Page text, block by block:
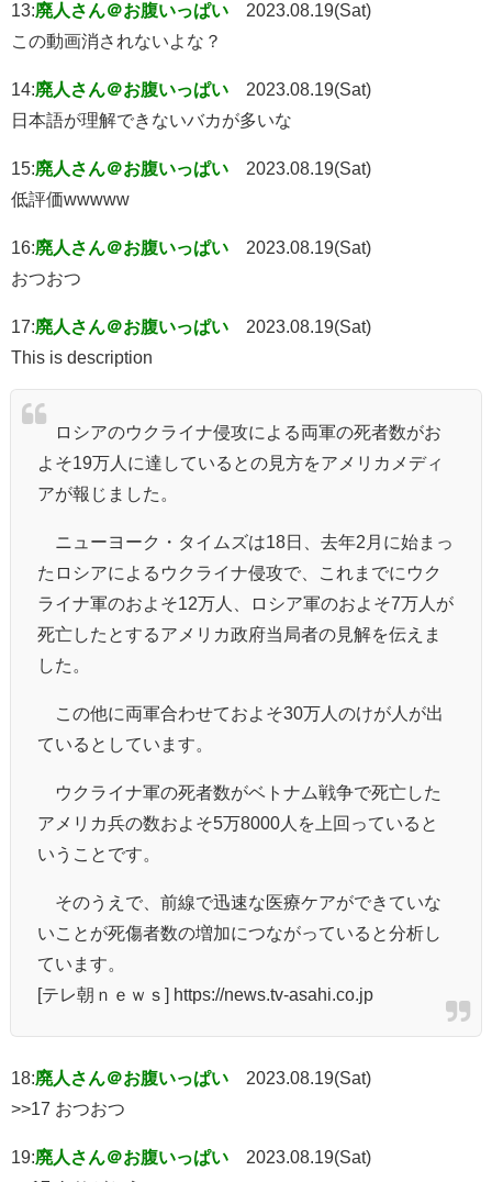
13:廃人さん＠お腹いっぱい
2023.08.19(Sat)
この動画消されないよな？
14:廃人さん＠お腹いっぱい
2023.08.19(Sat)
日本語が理解できないバカが多いな
15:廃人さん＠お腹いっぱい
2023.08.19(Sat)
低評価wwwww
16:廃人さん＠お腹いっぱい
2023.08.19(Sat)
おつおつ
17:廃人さん＠お腹いっぱい
2023.08.19(Sat)
This is description
ロシアのウクライナ侵攻による両軍の死者数がお
よそ19万人に達しているとの見方をアメリカメディ
アが報じました。
ニューヨーク・タイムズは18日、去年2月に始まっ
たロシアによるウクライナ侵攻で、これまでにウク
ライナ軍のおよそ12万人、ロシア軍のおよそ7万人が
死亡したとするアメリカ政府当局者の見解を伝えま
した。
この他に両軍合わせておよそ30万人のけが人が出
ているとしています。
ウクライナ軍の死者数がベトナム戦争で死亡した
アメリカ兵の数およそ5万8000人を上回っていると
いうことです。
そのうえで、前線で迅速な医療ケアができていな
いことが死傷者数の増加につながっていると分析し
ています。
[テレ朝ｎｅｗｓ] https://news.tv-asahi.co.jp
18:廃人さん＠お腹いっぱい
2023.08.19(Sat)
>>17 おつおつ
19:廃人さん＠お腹いっぱい
2023.08.19(Sat)